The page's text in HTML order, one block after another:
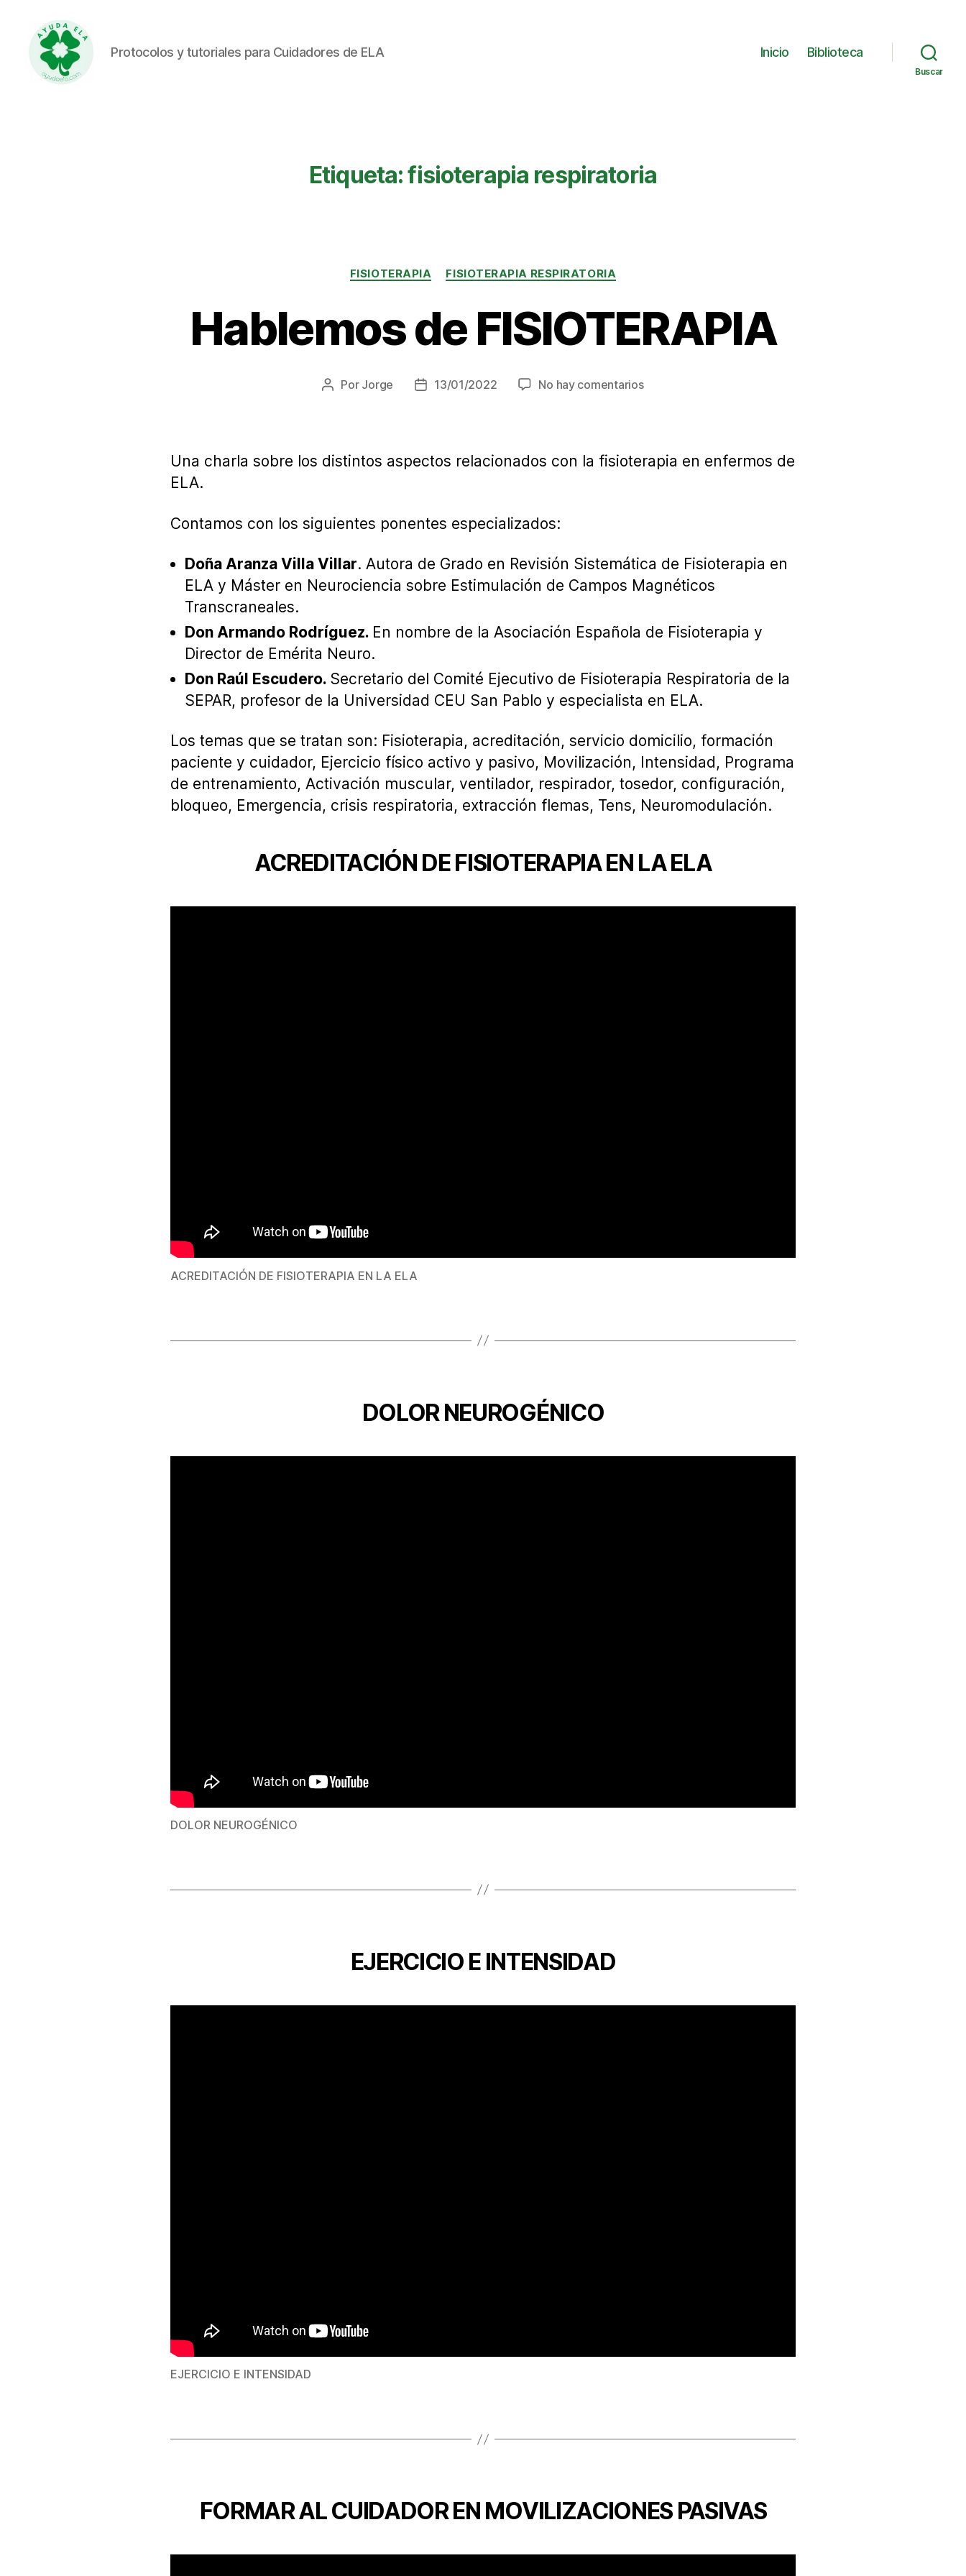
Protocolos y tutoriales para Cuidadores de ELA Inicio Biblioteca
Buscar
Etiqueta:fisioterapia respiratoria
Categorías
FISIOTERAPIA FISIOTERAPIA RESPIRATORIA
Hablemos de FISIOTERAPIA
Autor
Por Jorge
Fecha13/01/2022 No hay comentariosen
Una charla sobre los distintos aspectos relacionados con la fisioterapia en enfermos de
ELA.
Contamos con los siguientes ponentes especializados:
Doña Aranza Villa Villar. Autora de Grado en Revisión Sistemática de Fisioterapia en
ELA y Máster en Neurociencia sobre Estimulación de Campos Magnéticos
Transcraneales.
Don Armando Rodríguez. En nombre de la Asociación Española de Fisioterapia y
Director de Emérita Neuro.
Don Raúl Escudero. Secretario del Comité Ejecutivo de Fisioterapia Respiratoria de la
SEPAR, profesor de la Universidad CEU San Pablo y especialista en ELA.
Los temas que se tratan son: Fisioterapia, acreditación, servicio domicilio, formación
paciente y cuidador, Ejercicio físico activo y pasivo, Movilización, Intensidad, Programa
de entrenamiento, Activación muscular, ventilador, respirador, tosedor, configuración,
bloqueo, Emergencia, crisis respiratoria, extracción flemas, Tens, Neuromodulación.
ACREDITACIÓN DE FISIOTERAPIA EN LA ELA
ACREDITACIÓN DE FISIOTERAPIA EN LA ELA
DOLOR NEUROGÉNICO
DOLOR NEUROGÉNICO
EJERCICIO E INTENSIDAD
EJERCICIO E INTENSIDAD
FORMAR AL CUIDADOR EN MOVILIZACIONES PASIVAS